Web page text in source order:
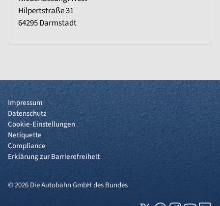
Hilpertstraße 31
64295Darmstadt
Impressum
Datenschutz
Cookie-Einstellungen
Netiquette
Compliance
Erklärung zur Barrierefreiheit
© 2026 Die Autobahn GmbH des Bundes